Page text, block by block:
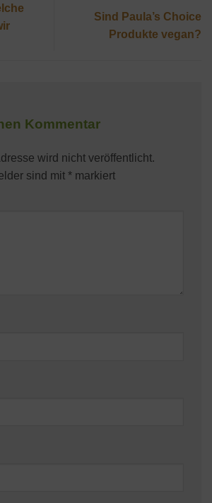
Sind Paula’s Choice
Produkte vegan?
Kommentar
wird nicht veröffentlicht.
sind mit * markiert